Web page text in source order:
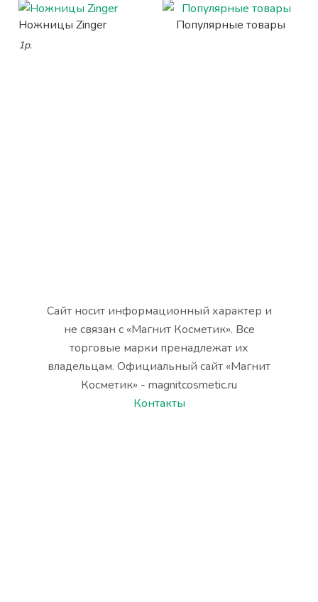
Ножницы Zinger
1р.
Популярные товары
Сайт носит информационный характер и
не связан с «Магнит Косметик». Все
торговые марки пренадлежат их
владельцам. Официальный сайт «Магнит
Косметик» - magnitcosmetic.ru
Контакты